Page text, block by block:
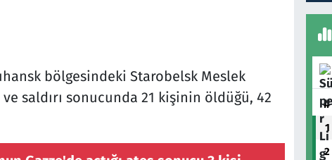
bölgesindeki Starobelsk Meslek
saldırı sonucunda 21 kişinin öldüğü, 42
#
1
2